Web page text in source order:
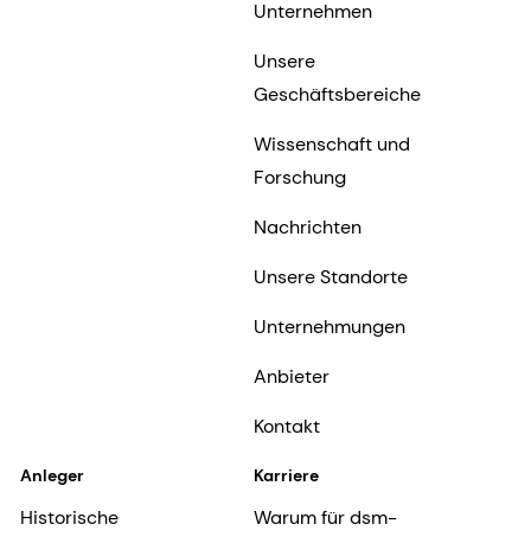
Unternehmen
Unsere
Geschäftsbereiche
Wissenschaft und
Forschung
Nachrichten
Unsere Standorte
Unternehmungen
Anbieter
Kontakt
Anleger
Historische
Karriere
Warum für dsm-